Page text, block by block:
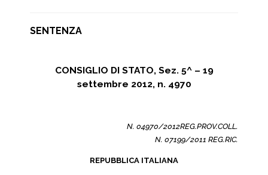
SENTENZA
CONSIGLIO DI STATO, Sez. 5^ – 19
settembre 2012, n. 4970
N. 04970/2012REG.PROV.COLL.
N. 07199/2011 REG.RIC.
REPUBBLICA ITALIANA